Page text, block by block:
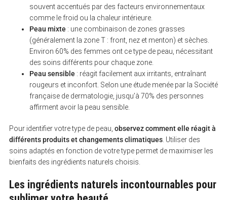
souvent accentués par des facteurs environnementaux
comme le froid ou la chaleur intérieure.
Peau mixte : une combinaison de zones grasses
(généralement la zone T : front, nez et menton) et sèches.
Environ 60% des femmes ont ce type de peau, nécessitant
des soins différents pour chaque zone.
Peau sensible : réagit facilement aux irritants, entraînant
rougeurs et inconfort. Selon une étude menée par la Société
française de dermatologie, jusqu’à 70% des personnes
affirment avoir la peau sensible.
Pour identifier votre type de peau, observez comment elle réagit à
différents produits et changements climatiques. Utiliser des
soins adaptés en fonction de votre type permet de maximiser les
bienfaits des ingrédients naturels choisis.
Les ingrédients naturels incontournables pour